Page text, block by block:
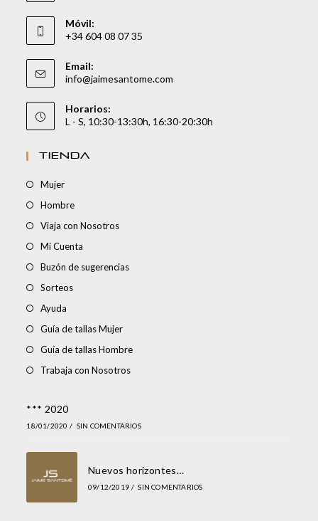
Móvil:
+34 604 08 07 35
Email:
info@jaimesantome.com
Horarios:
L - S, 10:30-13:30h, 16:30-20:30h
TIENDA
Mujer
Hombre
Viaja con Nosotros
Mi Cuenta
Buzón de sugerencias
Sorteos
Ayuda
Guía de tallas Mujer
Guía de tallas Hombre
Trabaja con Nosotros
*** 2020
18/01/2020 / SIN COMENTARIOS
Nuevos horizontes…
09/12/2019 / SIN COMENTARIOS